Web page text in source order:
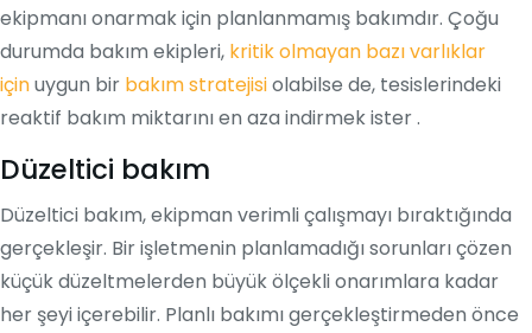
ekipmanı onarmak için planlanmamış bakımdır. Çoğu
durumda bakım ekipleri, kritik olmayan bazı varlıklar
içinuygun bir bakım stratejisiolabilse de, tesislerindeki
reaktif bakım miktarını en aza indirmek ister .
Düzeltici bakım
Düzeltici bakım, ekipman verimli çalışmayı bıraktığında
gerçekleşir. Bir işletmenin planlamadığı sorunları çözen
küçük düzeltmelerden büyük ölçekli onarımlara kadar
her şeyi içerebilir. Planlı bakımı gerçekleştirmeden önce